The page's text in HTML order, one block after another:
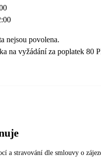
nejsou povolena.
na vyžádání za poplatek 80
a stravování dle smlouvy o